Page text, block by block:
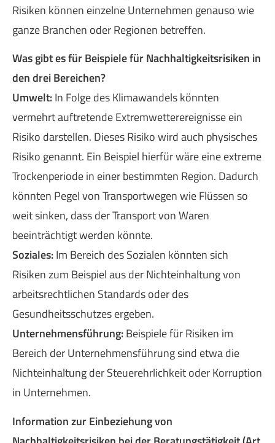
Risiken können einzelne Unternehmen genauso wie
ganze Branchen oder Regionen betreffen.
Was gibt es für Beispiele für Nachhaltigkeitsrisiken in
den drei Bereichen?
Umwelt:In Folge des Klimawandels könnten
vermehrt auftretende Extremwetterereignisse ein
Risiko darstellen. Dieses Risiko wird auch physisches
Risiko genannt. Ein Beispiel hierfür wäre eine extreme
Trockenperiode in einer bestimmten Region. Dadurch
könnten Pegel von Transportwegen wie Flüssen so
weit sinken, dass der Transport von Waren
beeinträchtigt werden könnte.
Soziales:Im Bereich des Sozialen könnten sich
Risiken zum Beispiel aus der Nichteinhaltung von
arbeitsrechtlichen Standards oder des
Gesundheitsschutzes ergeben.
Unternehmensführung:Beispiele für Risiken im
Bereich der Unternehmensführung sind etwa die
Nichteinhaltung der Steuerehrlichkeit oder Korruption
in Unternehmen.
Information zur Einbeziehung von